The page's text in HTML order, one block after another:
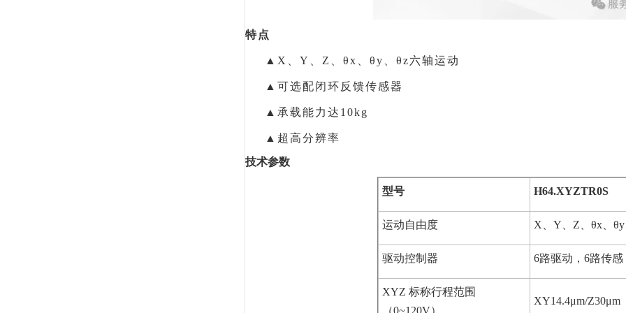
特点
▲X、Y、Z、θx、θy、θz六轴运动
▲可选配闭环反馈传感器
▲承载能力达10kg
▲超高分辨率
技术参数
型号 H64.XYZTR0S
运动自由度 X、Y、Z、θx、θy
驱动控制器 6路驱动，6路传感
XYZ 标称行程范围
（0~120V）
XY14.4μm/Z30μm